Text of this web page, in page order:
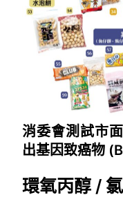
消委會測試市
出基因致癌物
環氧丙醇 /